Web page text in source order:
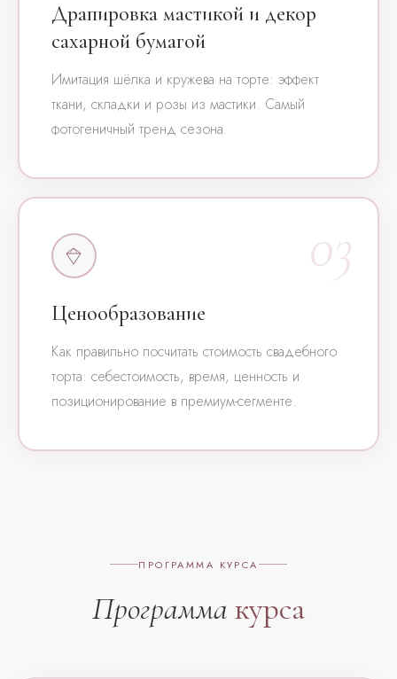
Драпировка мастикой и декор
сахарной бумагой
Имитация шёлка и кружева на торте: эффект
ткани, складки и розы из мастики. Самый
фотогеничный тренд сезона.
03
Ценообразование
Как правильно посчитать стоимость свадебного
торта: себестоимость, время, ценность и
позиционирование в премиум-сегменте.
ПРОГРАММА КУРСА
Программа курса